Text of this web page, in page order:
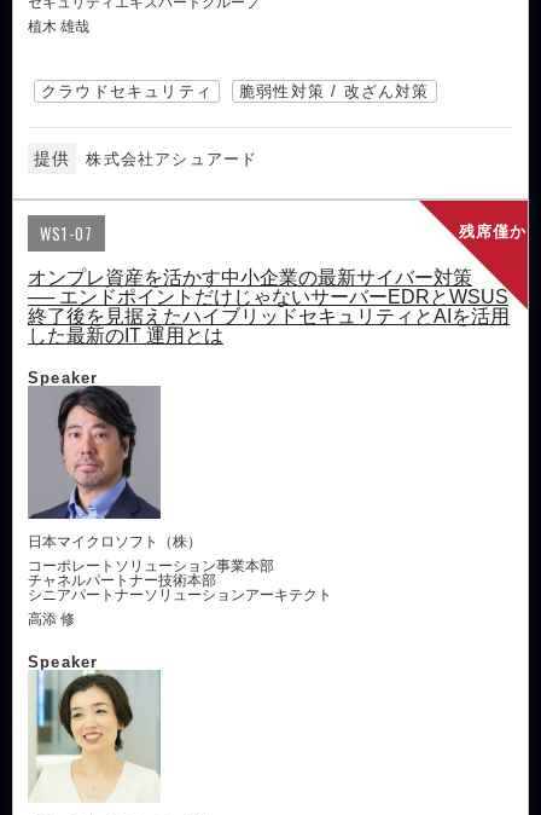
植木 雄哉
クラウドセキュリティ 脆弱性対策 / 改ざん対策
提供 株式会社アシュアード
残席僅か
WS1-07
オンプレ資産を活かす中小企業の最新サイバー対策
── エンドポイントだけじゃないサーバーEDRとWSUS
終了後を見据えたハイブリッドセキュリティとAIを活用
した最新のIT 運用とは
Speaker
日本マイクロソフト（株）
コーポレートソリューション事業本部
チャネルパートナー技術本部
シニアパートナーソリューションアーキテクト
高添 修
Speaker